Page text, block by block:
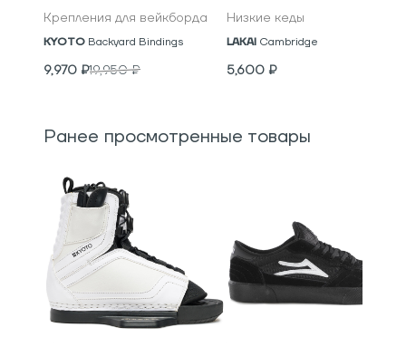
Крепления для вейкборда
KYOTO Backyard Bindings
9,970 ₽19,950₽
Низкие кеды
LAKAI Cambridge
5,600 ₽
Ранее просмотренные товары